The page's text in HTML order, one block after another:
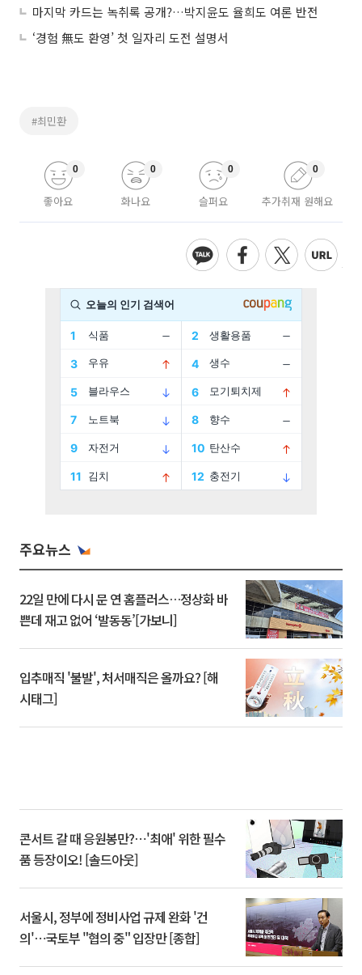
마지막 카드는 녹취록 공개?…박지윤도 율희도 여론 반전
‘경험 無도 환영’ 첫 일자리 도전 설명서
#최민환
좋아요
0
화나요
0
슬퍼요
0
추가취재 원해요
0
주요뉴스
22일 만에 다시 문 연 홈플러스…정상화 바
쁜데 재고 없어 ‘발동동’[가보니]
입추매직 '불발', 처서매직은 올까요? [해
시태그]
콘서트 갈 때 응원봉만?⋯'최애' 위한 필수
품 등장이오! [솔드아웃]
서울시, 정부에 정비사업 규제 완화 '건
의'⋯국토부 "협의 중" 입장만 [종합]